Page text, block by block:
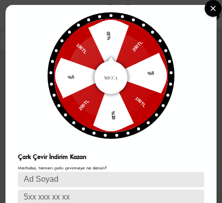
0
%10
200TL
%5
100TL
%10
200TL
%5
100TL
Çark Çevir İndirim Kazan
Merhaba, hemen çarkı çevirmeye ne dersin?